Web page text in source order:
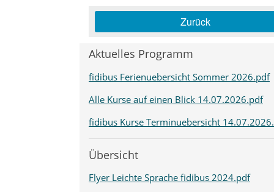
Zurück
Aktuelles Programm
fidibus Ferienuebersicht Sommer 2026.pdf
Alle Kurse auf einen Blick 14.07.2026.pdf
fidibus Kurse Terminuebersicht
Übersicht
Flyer Leichte Sprache fidibus 2024.pdf